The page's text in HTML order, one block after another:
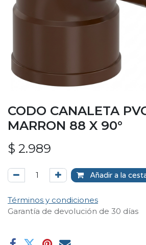
CODO CANALETA
MARRON 88 X 90°
$ 2.989
Añadir a la
Términos y condiciones
Garantía de devolución de 30 días